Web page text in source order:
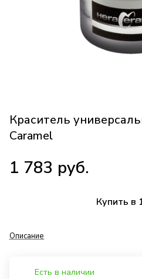
Краситель
Caramel
1 783 руб.
Купить в
Описание
Есть в наличии